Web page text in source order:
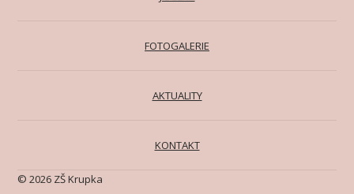
FOTOGALERIE
AKTUALITY
KONTAKT
© 2026 ZŠ Krupka